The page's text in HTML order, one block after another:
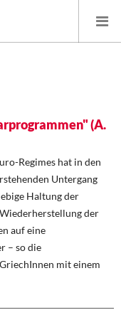
(A.
Regimes hat in den
Untergang
Haltung der
Wiederherstellung der
auf eine
– so die
mit einem